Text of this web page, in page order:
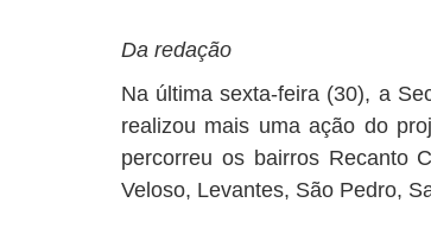
Da redação
Na última sexta-feira (30), a
realizou mais uma ação do
percorreu os bairros Recanto
Veloso, Levantes, São Pedro,